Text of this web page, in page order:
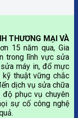
THƯƠNG MẠI VÀ
15 năm qua, Gia
trong lĩnh vực sửa
máy in, đổ mực
kỹ thuật vững chắc
dịch vụ sửa chữa
độ phục vụ chuyên
sự cố công nghệ